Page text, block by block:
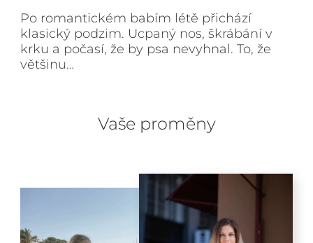
Po romantickém babím létě přichází
klasický podzim. Ucpaný nos, škrábání v
krku a počasí, že by psa nevyhnal. To, že
většinu…
Vaše proměny